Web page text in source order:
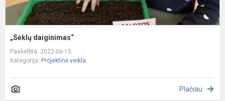
„Sėklų daiginimas“
Paskelbta: 2022-06-15
Kategorija: Projektinė veikla
Plačiau